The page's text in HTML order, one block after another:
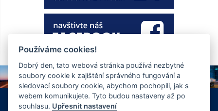
+420 326 901 186
info@ewt.cz
Používáme cookies!
Dobrý den, tato webová stránka používá nezbytné
soubory cookie k zajištění správného fungování a
sledovací soubory cookie, abychom pochopili, jak s
webem komunikujete. Tyto budou nastaveny až po
souhlasu. Upřesnit nastavení